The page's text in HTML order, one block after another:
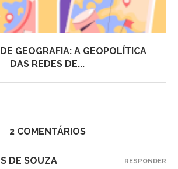
GEOGRAFIA: A GEOPOLÍTICA
DAS REDES DE...
2 COMENTÁRIOS
DE SOUZA RESPONDER